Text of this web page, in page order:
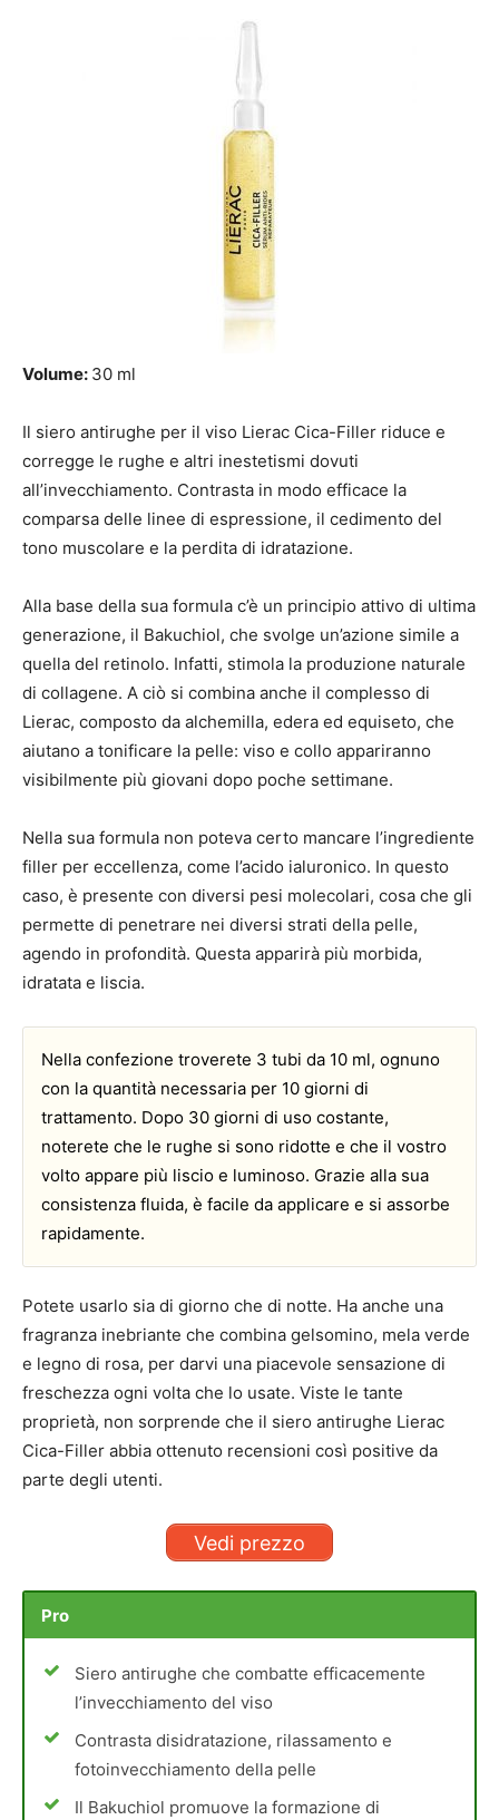
Volume: 30 ml
Il siero antirughe per il viso Lierac Cica-Filler riduce e
corregge le rughe e altri inestetismi dovuti
all’invecchiamento. Contrasta in modo efficace la
comparsa delle linee di espressione, il cedimento del
tono muscolare e la perdita di idratazione.
Alla base della sua formula c’è un principio attivo di ultima
generazione, il Bakuchiol, che svolge un’azione simile a
quella del retinolo. Infatti, stimola la produzione naturale
di collagene. A ciò si combina anche il complesso di
Lierac, composto da alchemilla, edera ed equiseto, che
aiutano a tonificare la pelle: viso e collo appariranno
visibilmente più giovani dopo poche settimane.
Nella sua formula non poteva certo mancare l’ingrediente
filler per eccellenza, come l’acido ialuronico. In questo
caso, è presente con diversi pesi molecolari, cosa che gli
permette di penetrare nei diversi strati della pelle,
agendo in profondità. Questa apparirà più morbida,
idratata e liscia.
Nella confezione troverete 3 tubi da 10 ml, ognuno
con la quantità necessaria per 10 giorni di
trattamento. Dopo 30 giorni di uso costante,
noterete che le rughe si sono ridotte e che il vostro
volto appare più liscio e luminoso. Grazie alla sua
consistenza fluida, è facile da applicare e si assorbe
rapidamente.
Potete usarlo sia di giorno che di notte. Ha anche una
fragranza inebriante che combina gelsomino, mela verde
e legno di rosa, per darvi una piacevole sensazione di
freschezza ogni volta che lo usate. Viste le tante
proprietà, non sorprende che il siero antirughe Lierac
Cica-Filler abbia ottenuto recensioni così positive da
parte degli utenti.
Vedi prezzo
Pro
Siero antirughe che combatte efficacemente
l’invecchiamento del viso
Contrasta disidratazione, rilassamento e
fotoinvecchiamento della pelle
Il Bakuchiol promuove la formazione di